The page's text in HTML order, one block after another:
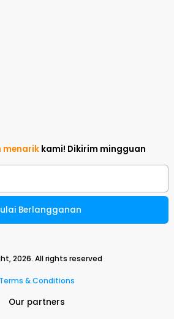
menarik kami! Dikirim mingguan
Berlangganan
2026. All rights reserved
Terms & Conditions
Our partners